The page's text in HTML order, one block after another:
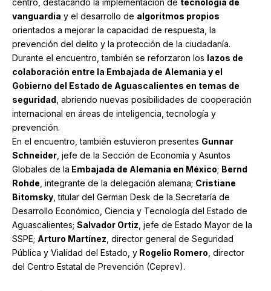
vanguardia y el desarrollo de algoritmos propios
orientados a mejorar la capacidad de respuesta, la
prevención del delito y la protección de la ciudadanía.
Durante el encuentro, también se reforzaron los lazos de
colaboración entre la Embajada de Alemania y el
Gobierno del Estado de Aguascalientes en temas de
seguridad , abriendo nuevas posibilidades de cooperación
internacional en áreas de inteligencia, tecnología y
prevención.
En el encuentro, también estuvieron presentes Gunnar
Schneider , jefe de la Sección de Economía y Asuntos
Globales de la Embajada de Alemania en México; Bernd
Rohde , integrante de la delegación alemana; Cristiane
Bitomsky , titular del German Desk de la Secretaría de
Desarrollo Económico, Ciencia y Tecnología del Estado de
Aguascalientes; Salvador Ortiz , jefe de Estado Mayor de la
SSPE; Arturo Martínez , director general de Seguridad
Pública y Vialidad del Estado, y Rogelio Romero , director
del Centro Estatal de Prevención (Ceprev).